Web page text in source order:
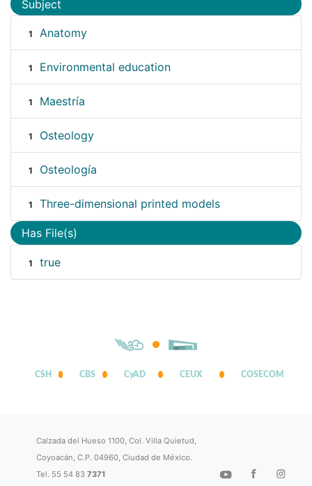
Subject
1 Anatomy
1 Environmental education
1 Maestría
1 Osteology
1 Osteología
1 Three-dimensional printed models
Has File(s)
1 true
CSH CBS CyAD CEUX COSECOM
Calzada del Hueso 1100, Col. Villa Quietud,
Coyoacán, C.P. 04960, Ciudad de México.
Tel. 55 54 837371